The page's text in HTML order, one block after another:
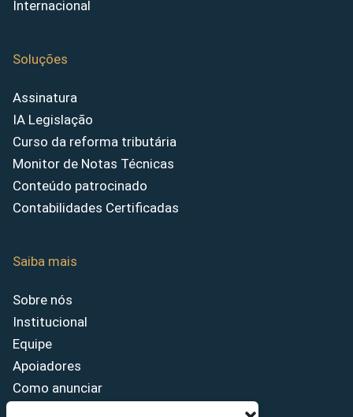
Internacional
Soluções
Assinatura
IA Legislação
Curso da reforma tributária
Monitor de Notas Técnicas
Conteúdo patrocinado
Contabilidades Certificadas
Saiba mais
Sobre nós
Institucional
Equipe
Apoiadores
Como anunciar